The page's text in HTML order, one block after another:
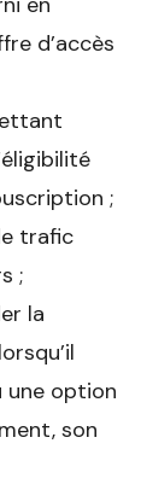
d’accès
;
trafic
;
la
une option
son